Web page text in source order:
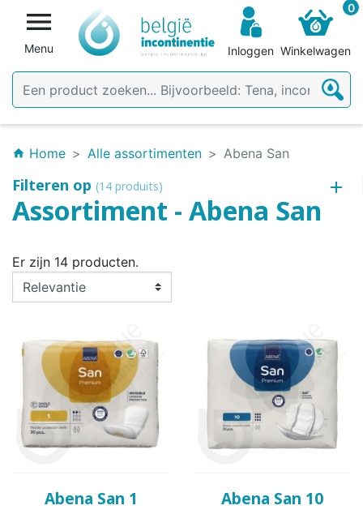

Menu Inloggen
0
Winkelwagen
home Home Alle assortimenten Abena San
Filteren op (14 produits)
Assortiment - Abena San
Er zijn 14 producten.
Abena San 1 Abena San 10